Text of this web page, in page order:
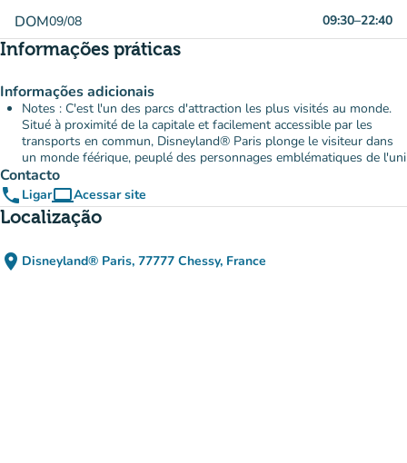
DOM09/08 09:30–22:40
Informações práticas
Informações adicionais
Notes : C'est l'un des parcs d'attraction les plus visités au monde.
Situé à proximité de la capitale et facilement accessible par les
transports en commun, Disneyland® Paris plonge le visiteur dans
un monde féérique, peuplé des personnages emblématiques de l'uni
Contacto
phone LigarcomputerAcessar site
(novo separador)
Localização
place Disneyland® Paris, 77777 Chessy, France
(abrir no Google Maps)
(novo separador)